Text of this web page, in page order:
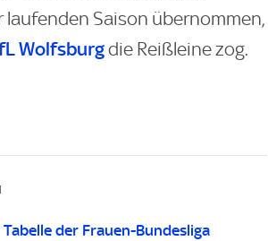
Saison übernommen,
Wolfsburgdie Reißleine zog.
der Frauen-Bundesliga